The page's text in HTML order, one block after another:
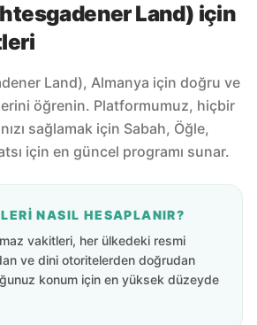
Land) için
Land), Almanya için doğru ve
öğrenin. Platformumuz, hiçbir
sağlamak için Sabah, Öğle,
için en güncel programı sunar.
NASIL HESAPLANIR?
vakitleri, her ülkedeki resmi
ve dini otoritelerden doğrudan
konum için en yüksek düzeyde